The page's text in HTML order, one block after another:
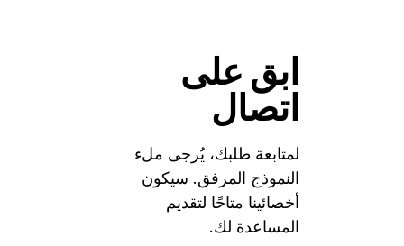
ابق على
اتصال
لمتابعة طلبك، يُرجى ملء
النموذج المرفق. سيكون
أخصائينا متاحًا لتقديم
المساعدة لك.